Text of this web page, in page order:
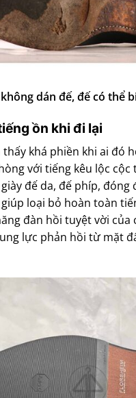
dán đế, đế có thể
ồn khi đi lại
thấy khá phiền khi ai đó
với tiếng kêu lộc cộc
đế da, đế phíp, đóng
giúp loại bỏ hoàn toàn
đàn hồi tuyệt vời của
lực phản hồi từ mặt